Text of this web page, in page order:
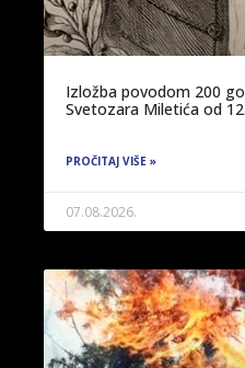
Izložba povodom 200
Svetozara Miletića od
PROČITAJ VIŠE »
07.08.2026.